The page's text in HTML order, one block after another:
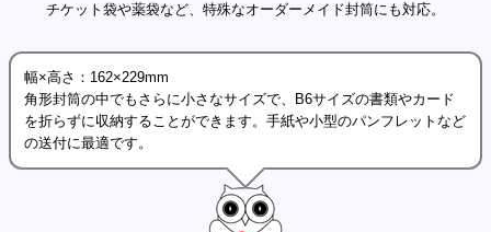
チケット袋や薬袋など、特殊なオーダーメイド封筒にも対応。
幅×高さ：162×229mm
角形封筒の中でもさらに小さなサイズで、B6サイズの書類やカード
を折らずに収納することができます。手紙や小型のパンフレットなど
の送付に最適です。